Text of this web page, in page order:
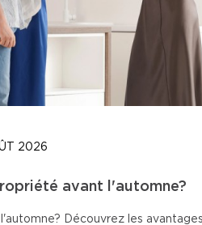
2026
avant l'automne?
Découvrez les